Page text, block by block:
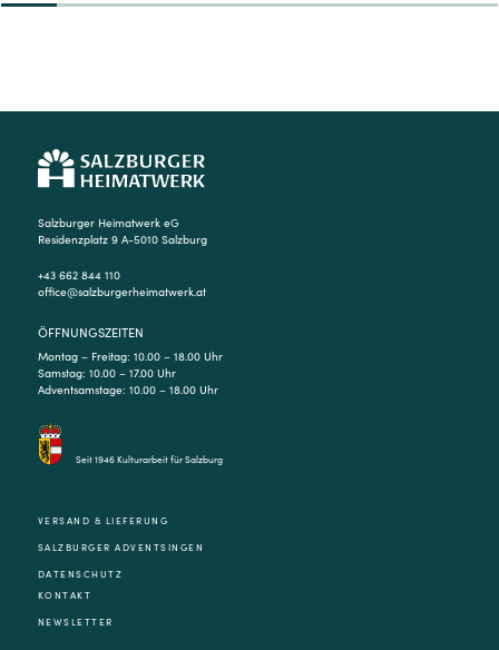
2 3 4 5 6 7 8 9
Salzburger Heimatwerk eG
Residenzplatz 9 A-5010 Salzburg
+43 662 844 110
office@salzburgerheimatwerk.at
ÖFFNUNGSZEITEN
Montag – Freitag: 10.00 – 18.00 Uhr
Samstag: 10.00 – 17.00 Uhr
Adventsamstage: 10.00 – 18.00 Uhr
Seit 1946 Kulturarbeit für Salzburg
VERSAND & LIEFERUNG
SALZBURGER ADVENTSINGEN
DATENSCHUTZ
KONTAKT
NEWSLETTER